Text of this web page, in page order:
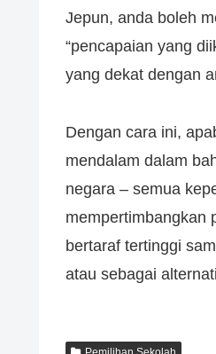
Jepun, anda boleh
“pencapaian yang
yang dekat dengan
Dengan cara ini,
mendalam dalam
negara – semua
mempertimbangkan
bertaraf tertinggi
atau sebagai